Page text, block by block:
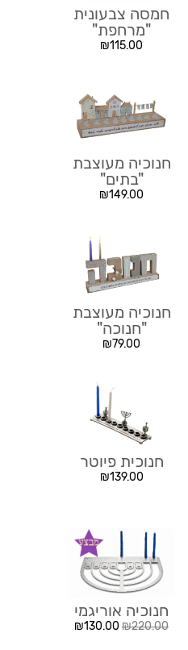
חמסה צבעונית
"מרחפת"
₪115.00
חנוכיה מעוצבת
"בתים"
₪149.00
חנוכיה מעוצבת
"חנוכה"
₪79.00
חנוכית פיוטר
₪139.00
חנוכיה אוריגמי
₪220.00
₪130.00